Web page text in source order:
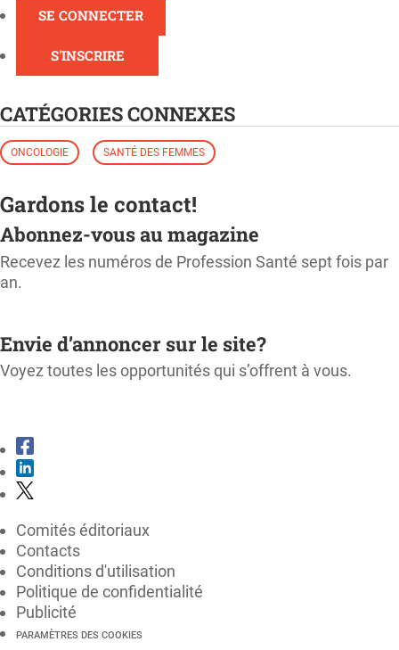
SE CONNECTER
S'INSCRIRE
CATÉGORIES CONNEXES
ONCOLOGIE SANTÉ DES FEMMES
Gardons le contact!
Abonnez-vous au magazine
Recevez les numéros de Profession Santé sept fois par
an.
Envie d’annoncer sur le site?
Voyez toutes les opportunités qui s’offrent à vous.
Comités éditoriaux
Contacts
Conditions d'utilisation
Politique de confidentialité
Publicité
PARAMÈTRES DES COOKIES